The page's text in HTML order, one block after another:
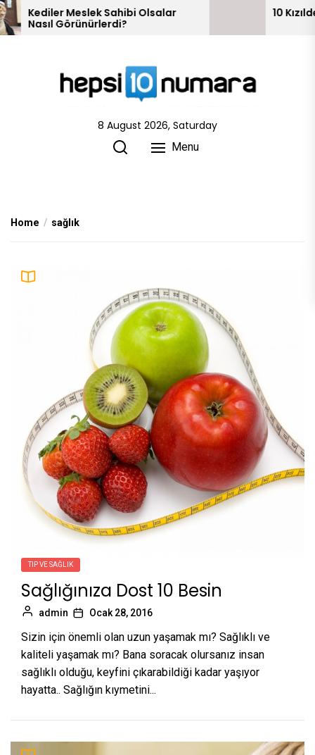
Skip
to
Sahibi Olsalar
10 Kızılderili Kabilesi
8 August 2026, Saturday
Menu
Home sağlık
TIP VE SAĞLIK
Sağlığınıza Dost 10 Besin
admin Ocak 28, 2016
Sizin için önemli olan uzun yaşamak mı? Sağlıklı ve
kaliteli yaşamak mı? Bana soracak olursanız insan
sağlıklı olduğu, keyfini çıkarabildiği kadar yaşıyor
hayatta.. Sağlığın kıymetini...